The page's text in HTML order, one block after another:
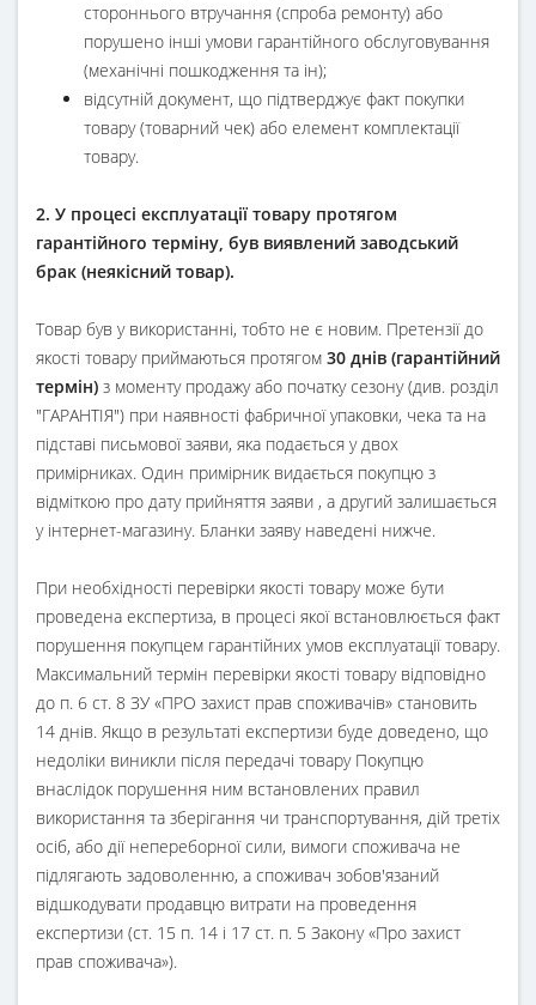
стороннього втручання (спроба ремонту) або
порушено інші умови гарантійного обслуговування
(механічні пошкодження та ін);
відсутній документ, що підтверджує факт покупки
товару (товарний чек) або елемент комплектації
товару.
2. У процесі експлуатації товару протягом
гарантійного терміну, був виявлений заводський
брак (неякісний товар).
Товар був у використанні, тобто не є новим. Претензії до
якості товару приймаються протягом 30 днів (гарантійний
термін) з моменту продажу або початку сезону (див. розділ
"ГАРАНТІЯ") при наявності фабричної упаковки, чека та на
підставі письмової заяви, яка подається у двох
примірниках. Один примірник видається покупцю з
відміткою про дату прийняття заяви , а другий залишається
у інтернет-магазину. Бланки заяву наведені нижче.
При необхідності перевірки якості товару може бути
проведена експертиза, в процесі якої встановлюється факт
порушення покупцем гарантійних умов експлуатації товару.
Максимальний термін перевірки якості товару відповідно
до п. 6 ст. 8 ЗУ «ПРО захист прав споживачів» становить
14 днів. Якщо в результаті експертизи буде доведено, що
недоліки виникли після передачі товару Покупцю
внаслідок порушення ним встановлених правил
використання та зберігання чи транспортування, дій третіх
осіб, або дії непереборної сили, вимоги споживача не
підлягають задоволенню, а споживач зобов'язаний
відшкодувати продавцю витрати на проведення
експертизи (ст. 15 п. 14 і 17 ст. п. 5 Закону «Про захист
прав споживача»).